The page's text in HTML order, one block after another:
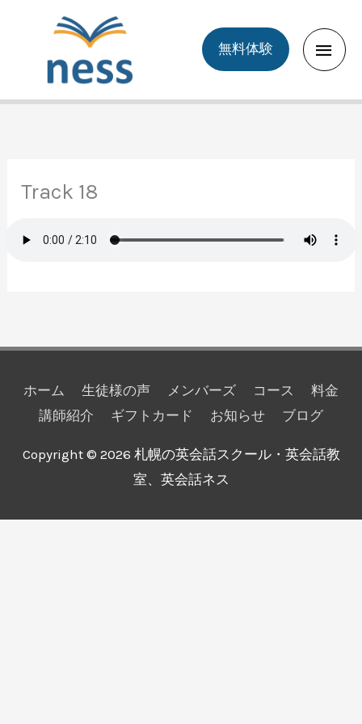
Main
無料体験
Track 18
ホーム 生徒様の声 メンバーズ コース
料金
講師紹介
ギフトカード お知らせ ブログ
Copyright © 2026 札幌の英会話スクール・英会話教
室、英会話ネス